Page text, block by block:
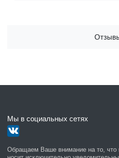
Мы в социальных сетях
Обращаем Ваше внимание на то, что